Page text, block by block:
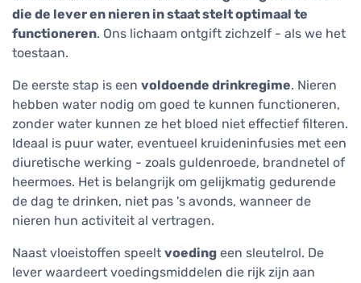
die de lever en nieren in staat stelt optimaal te
functioneren. Ons lichaam ontgift zichzelf - als we het
toestaan.
De eerste stap is een voldoende drinkregime. Nieren
hebben water nodig om goed te kunnen functioneren,
zonder water kunnen ze het bloed niet effectief filteren.
Ideaal is puur water, eventueel kruideninfusies met een
diuretische werking - zoals guldenroede, brandnetel of
heermoes. Het is belangrijk om gelijkmatig gedurende
de dag te drinken, niet pas 's avonds, wanneer de
nieren hun activiteit al vertragen.
Naast vloeistoffen speelt voeding een sleutelrol. De
lever waardeert voedingsmiddelen die rijk zijn aan